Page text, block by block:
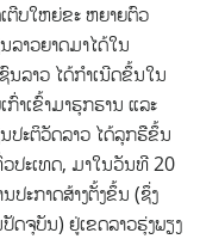
ຕີບໃຫຍ່ຂະ ຫຍາຍຕົວ
ລາວຍາດມາໄດ້ໃນ
ນລາວ ໄດ້ກຳເນີດຂຶ້ນໃນ
າເຂົ້າມາຮຸກຮານ ແລະ
ປະຕິວັດລາວ ໄດ້ລຸກຮືຂຶ້ນ
ປະເທດ, ມາໃນວັນທີ 20
ະກາດສ້າງຕັ້ງຂຶ້ນ (ຊຶ່ງ
ດຈຸບັນ) ຢູ່ເຂດລາວຮຸ່ງພຽງ